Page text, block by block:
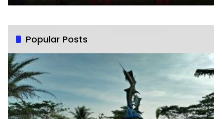
Popular Posts